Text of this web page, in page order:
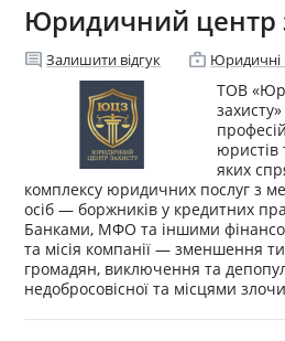
Юридичний центр
comment Залишити відгук enterprise Юридичні
ТОВ
юристів
яких
комплексу юридичних послуг з
осіб — боржників у кредитних
Банками, МФО та іншими
та місія компанії — зменшення
громадян, виключення та
недобросовісної та місцями